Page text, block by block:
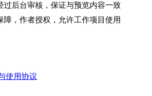
过后台审核，保证与预览内容一致
障，作者授权，允许工作项目使用
使用协议